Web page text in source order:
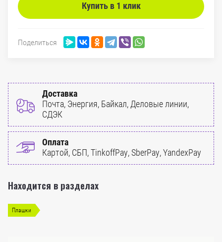
Купить в 1 клик
Поделиться
Доставка
Почта, Энергия, Байкал, Деловые линии,
СДЭК
Оплата
Картой, СБП, TinkoffPay, SberPay, YandexPay
Находится в разделах
Плашки